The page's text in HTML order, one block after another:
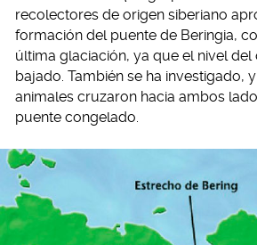
recolectores de origen siberiano
formación del puente de Beringia,
última glaciación, ya que el nivel del
bajado. También se ha investigado,
animales cruzaron hacia ambos
puente congelado.